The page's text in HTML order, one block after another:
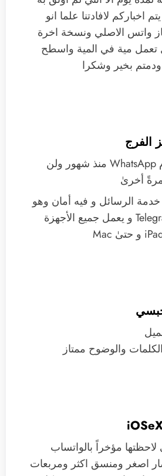
اخباركم لافادتنا علما انو
واتس الاصلي ونسخة اخرة
مية في المية واسطح
ودمتم بخير وشكرا
الفرج
لم أستخدم WhatsApp منذ شهور ولن
أخرىٰ
الرسائل و فيه أمان وهو
برنامج Telegram و يعمل جميع الأجهزة
والوضوح ممتاز
لاحظتها مؤخراً بالواتساب
اصغر ومنسق اكثر ومربعات